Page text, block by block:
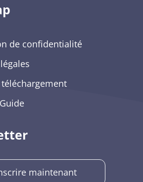
de confidentialité
maintenant